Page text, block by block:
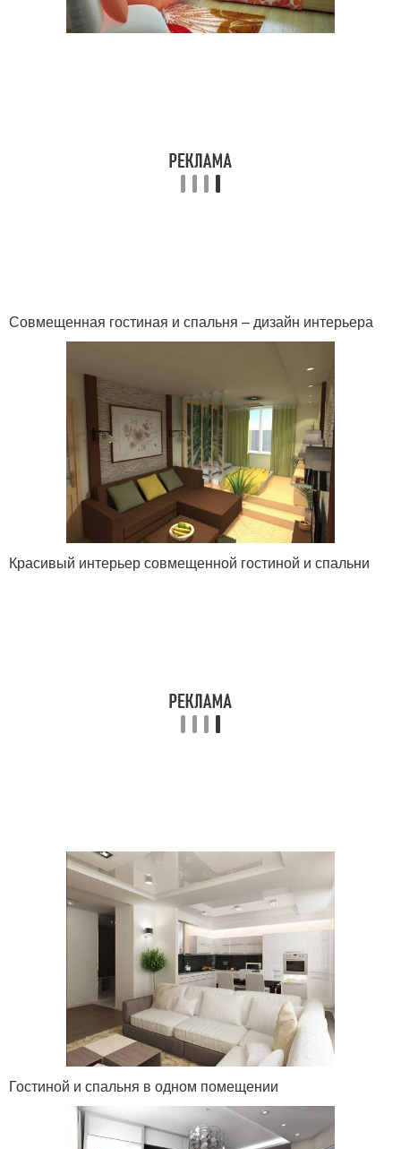
Совмещенная гостиная и спальня – дизайн интерьера
Красивый интерьер совмещенной гостиной и спальни
Гостиной и спальня в одном помещении